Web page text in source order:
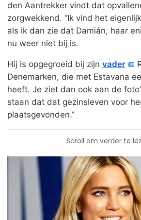
den Aantrekker vindt dat
zorgwekkend. “Ik vind het
als ik dan zie dat Damián, haar
nu weer niet bij is.
Hij is opgegroeid bij zijn vader
Denemarken, die met Estavana
heeft. Je ziet dan ook aan de
staan dat dat gezinsleven voor
plaatsgevonden.”
Scroll om verder te